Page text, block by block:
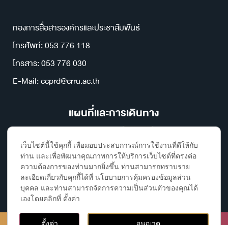
กองการสื่อสารองค์กรและประชาสัมพันธ์
โทรศัพท์: 053 776 118
โทรสาร: 053 776 030
E-Mail: ccprd@crru.ac.th
แผนที่และการเดินทาง
Copyright ©2023 Chiang Rai Rajabhat University, All rights
เว็บไซต์นี้ใช้คุกกี้ เพื่อมอบประสบการณ์การใช้งานที่ดีให้กับ
ท่าน และเพื่อพัฒนาคุณภาพการให้บริการเว็บไซต์ที่ตรงต่อ
ความต้องการของท่านมากยิ่งขึ้น ท่านสามารถทราบราย
ละเอียดเกี่ยวกับคุกกี้ได้ที่ นโยบายการคุ้มครองข้อมูลส่วน
บุคคล และท่านสามารถจัดการความเป็นส่วนตัวของคุณได้
เองโดยคลิกที่ ตั้งค่า
อนุญาต
ตั้งค่าติดต่อ, ค้นหาห้องเรียนและอาคาร